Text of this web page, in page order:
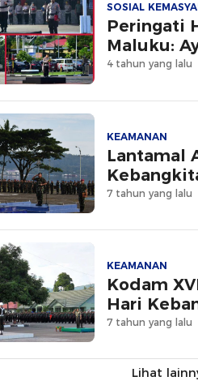
SOSIAL
Peringati
Maluku:
4 tahun yang lalu
KEAMANAN
Lantamal
7 tahun yang lalu
KEAMANAN
Kodam
Hari
7 tahun yang lalu
Lihat